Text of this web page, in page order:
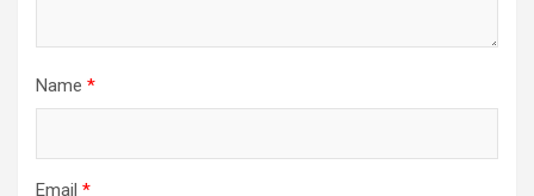
Name *
Email *